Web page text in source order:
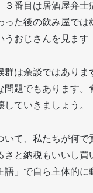
３番目は居酒屋弁士
った後の飲み屋では
おじさんを見ます
群は余談ではありま
問題でもあります。
ていきましょう。
いて、私たちが何で
さと納税もいいし買
」で自ら主体的に